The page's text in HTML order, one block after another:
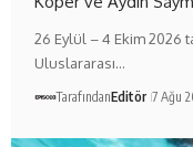
26 Eylül – 4 Ekim 2026
Uluslararası…
TarafındanEditör 7 Ağu